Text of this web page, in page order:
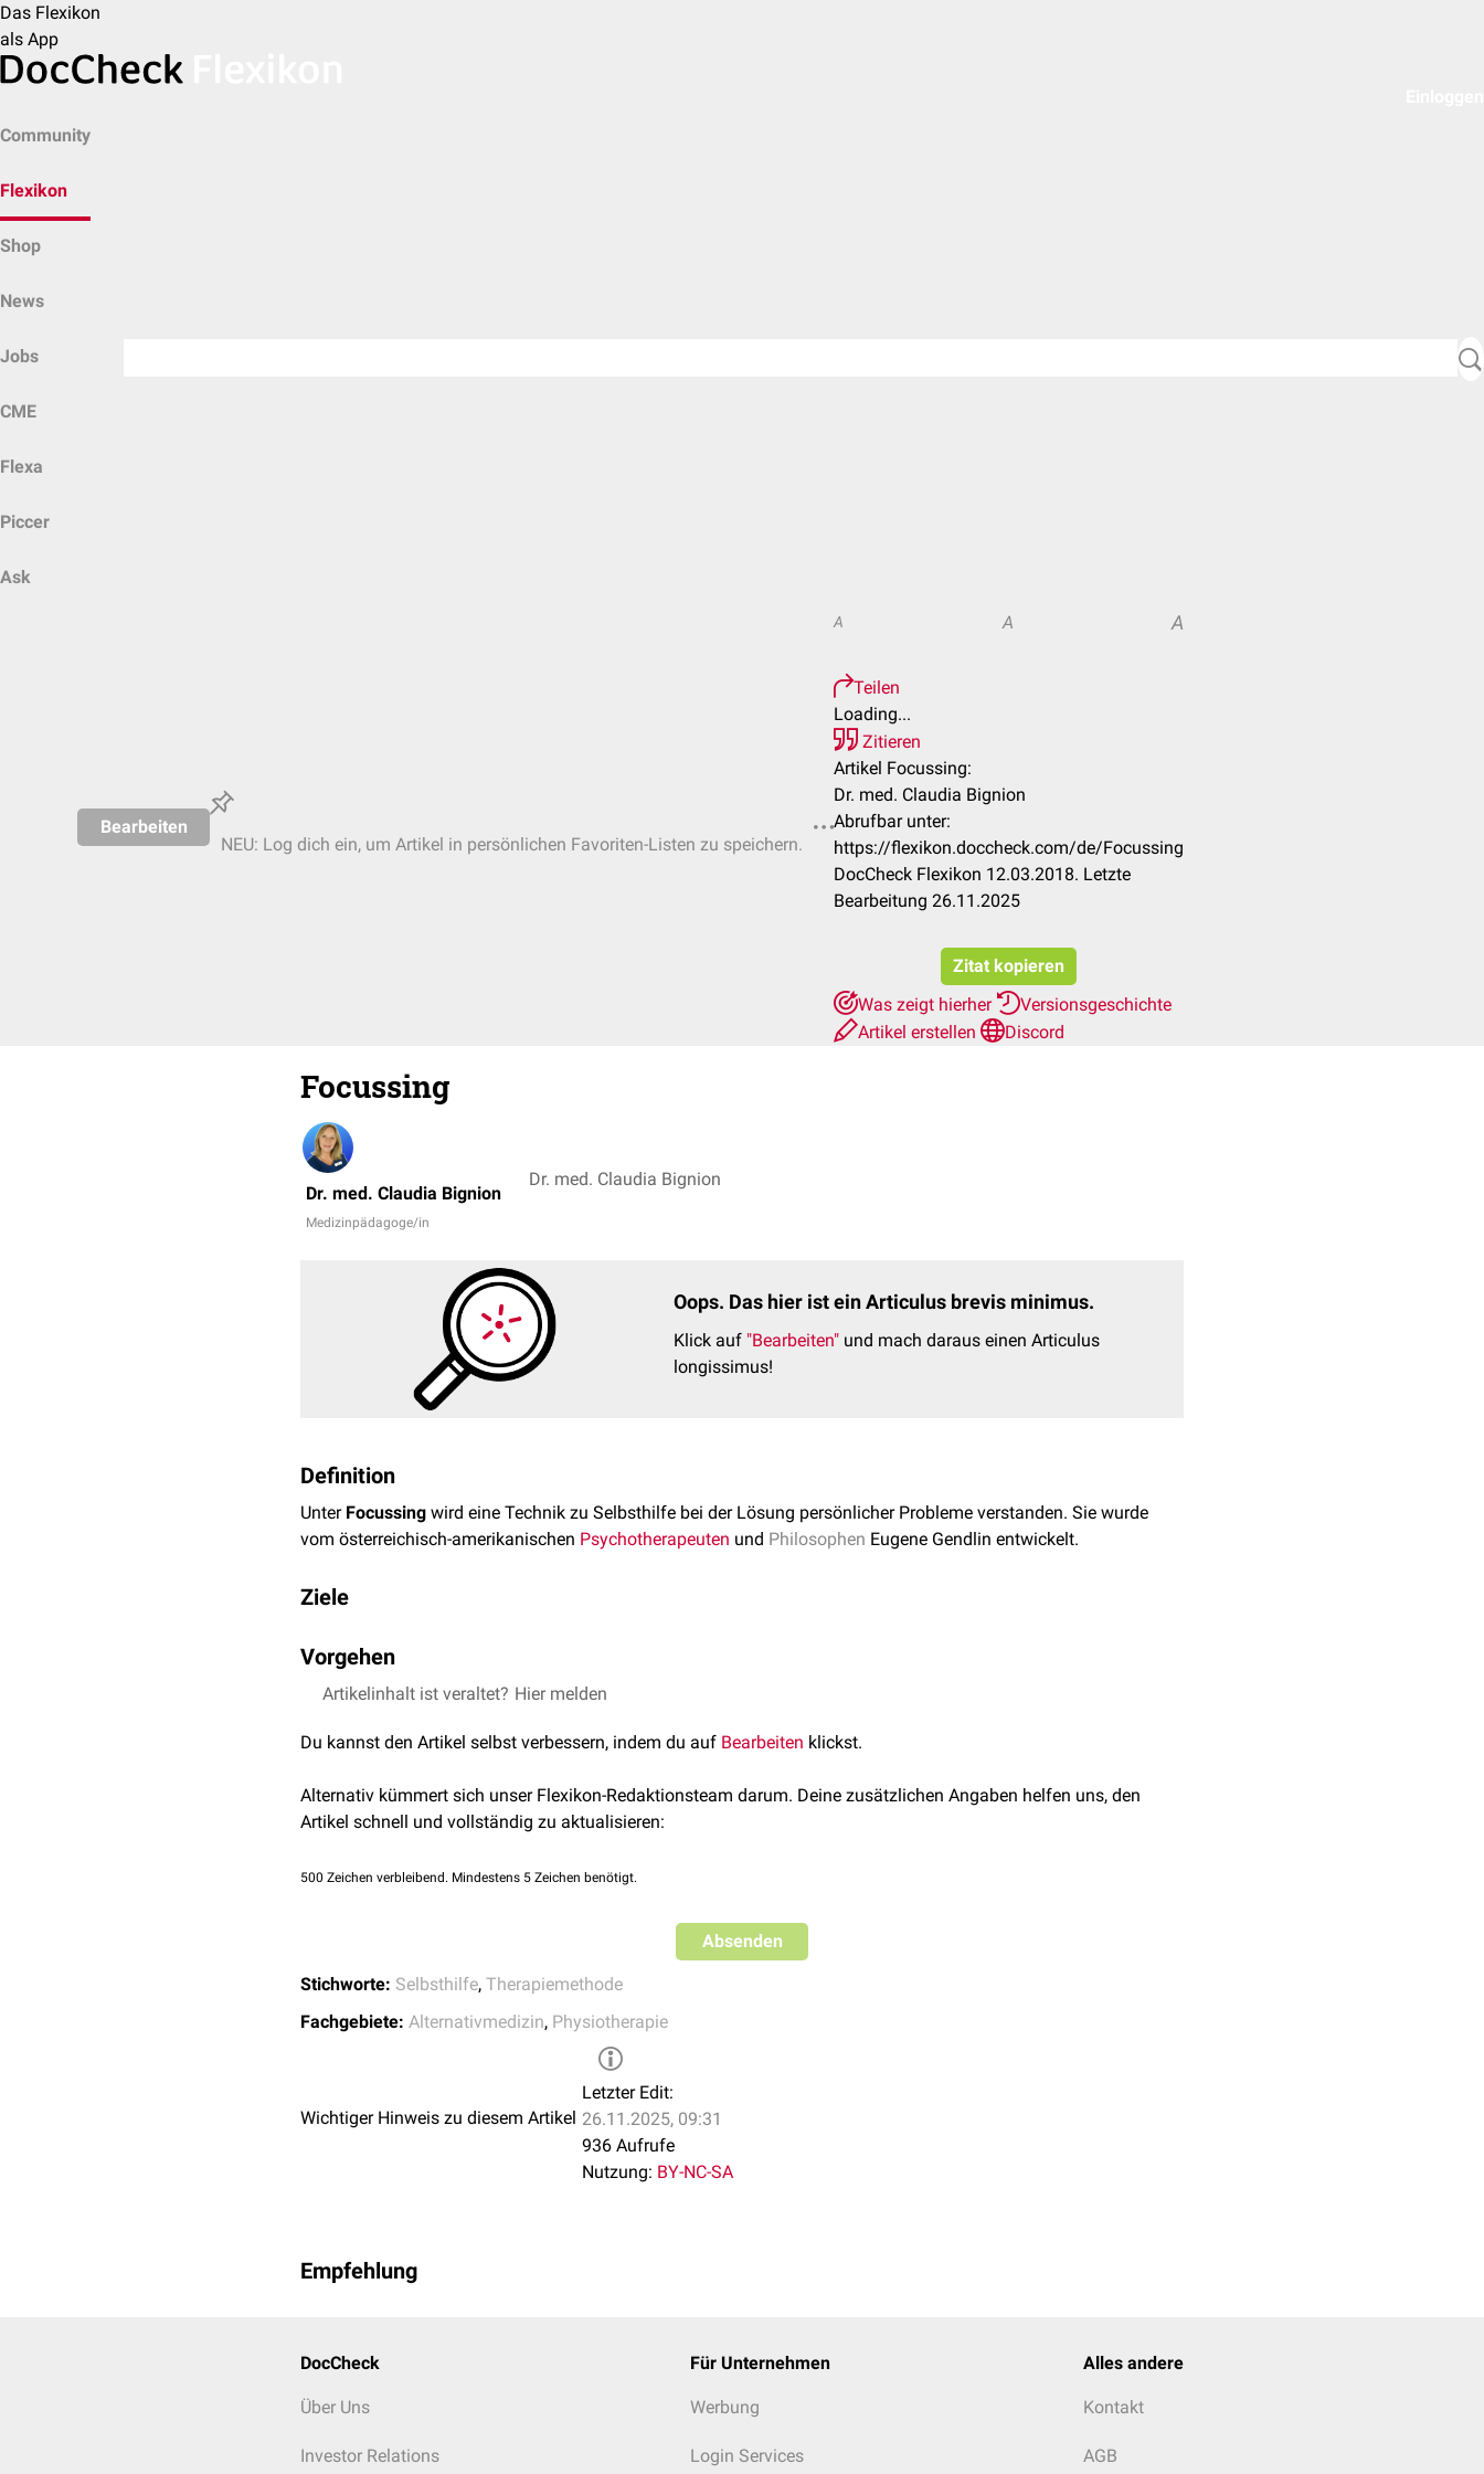
Das Flexikon
als App
Community
Flexikon
Shop
News
Jobs
CME
Flexa
Piccer
Ask
Bearbeiten
NEU: Log dich ein, um Artikel in persönlichen Favoriten-Listen zu speichern.
A A A
Teilen
Loading...
Zitieren
Artikel Focussing:
Dr. med. Claudia Bignion
Abrufbar unter:
https://flexikon.doccheck.com/de/Focussing
DocCheck Flexikon 12.03.2018. Letzte
Bearbeitung 26.11.2025
Zitat kopieren
Was zeigt hierher
Versionsgeschichte
Artikel erstellen
Discord
Focussing
Dr. med. Claudia Bignion
Medizinpädagoge/in
Dr. med. Claudia Bignion
Oops. Das hier ist ein Articulus brevis minimus.
Klick auf "Bearbeiten" und mach daraus einen Articulus
longissimus!
Definition
Unter Focussing wird eine Technik zu Selbsthilfe bei der Lösung persönlicher Probleme verstanden. Sie wurde
vom österreichisch-amerikanischen Psychotherapeuten und Philosophen Eugene Gendlin entwickelt.
Ziele
kann auch zur Entscheidungsfindung angewendet werden.
Vorgehen
Focussing wird alleine, zu zweit oder in Gruppen erlernt und durchgeführt. Dabei werden körperlich gefühlte
innen gerichteteAchtsamkeit.
Artikelinhalt ist veraltet? Hier melden
Du kannst den Artikel selbst verbessern, indem du auf Bearbeiten klickst.
Alternativ kümmert sich unser Flexikon-Redaktionsteam darum. Deine zusätzlichen Angaben helfen uns, den
Artikel schnell und vollständig zu aktualisieren:
500 Zeichen verbleibend. Mindestens 5 Zeichen benötigt.
Absenden
Stichworte: Selbsthilfe, Therapiemethode
Fachgebiete: Alternativmedizin, Physiotherapie
Wichtiger Hinweis zu diesem Artikel
Letzter Edit:
26.11.2025, 09:31
936 Aufrufe
Nutzung: BY-NC-SA
Empfehlung
DocCheck
Über Uns
Investor Relations
Für Unternehmen
Werbung
Login Services
Alles andere
Kontakt
AGB